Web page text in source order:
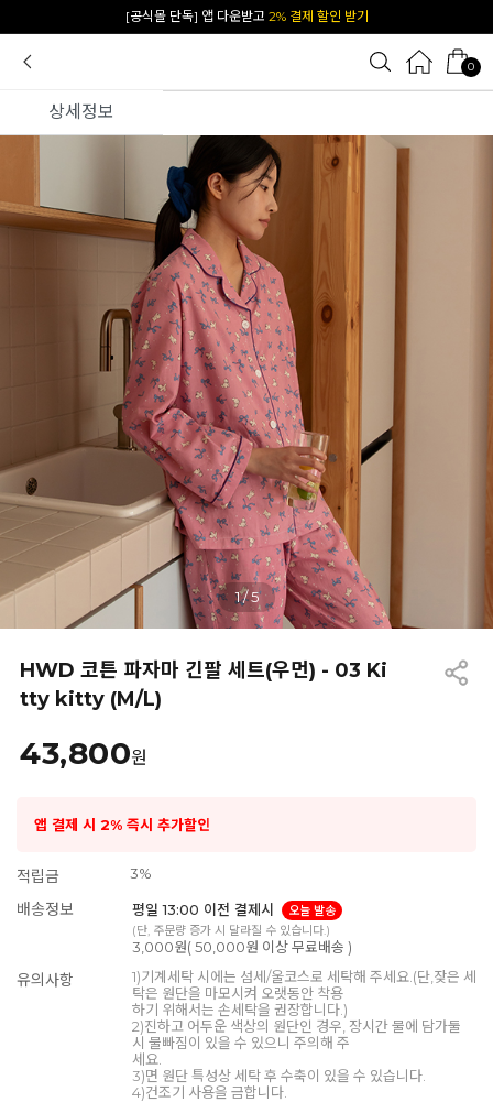
카카오 플친 추가하면1천원 즉시 할인 쿠폰
0
상세정보
1/5
HWD 코튼 파자마 긴팔 세트(우먼) - 03 Ki
tty kitty (M/L)
43,800원
앱 결제 시 2% 즉시 추가할인
적립금 3%
배송정보 평일 13:00 이전 결제시
오늘 발송
(단, 주문량 증가 시 달라질 수 있습니다.)
3,000원( 50,000원 이상 무료배송 )
유의사항
1)기계세탁 시에는 섬세/울코스로 세탁해 주세요.(단,잦은 세
탁은 원단을 마모시켜 오랫동안 착용
하기 위해서는 손세탁을 권장합니다.)
2)진하고 어두운 색상의 원단인 경우, 장시간 물에 담가둘
시 물빠짐이 있을 수 있으니 주의해 주
세요.
3)면 원단 특성상 세탁 후 수축이 있을 수 있습니다.
4)건조기 사용을 금합니다.